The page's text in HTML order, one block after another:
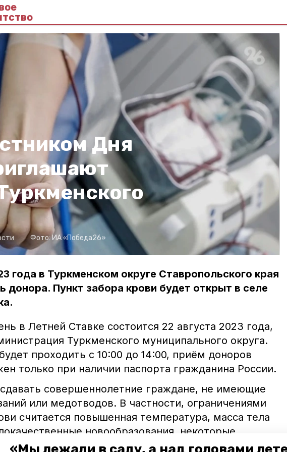
Дня
Фото: ИА «Победа26»
года в Туркменском округе Ставропольского края
донора. Пункт забора крови будет открыт в селе
в Летней Ставке состоится 22 августа 2023 года,
Туркменского муниципального округа.
проходить с 10:00 до 14:00, приём доноров
только при наличии паспорта гражданина России.
совершеннолетние граждане, не имеющие
или медотводов. В частности, ограничениями
считается повышенная температура, масса тела
новообразования, некоторые
и аутоиммунные заболевания, беременность,